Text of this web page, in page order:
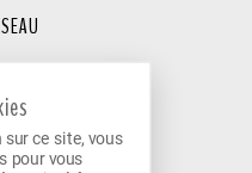
sur ce site, vous
pour vous